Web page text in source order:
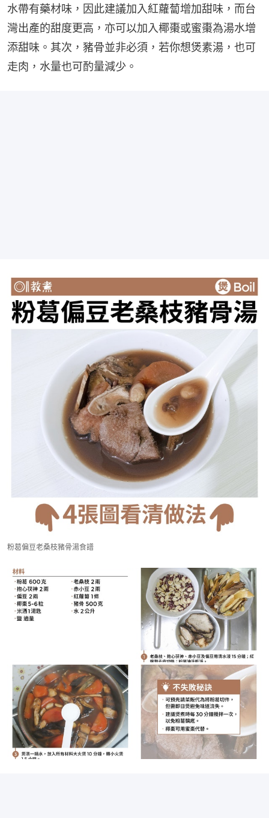
水帶有藥材味，因此建議加入紅蘿蔔增加甜味，而台
灣出產的甜度更高，亦可以加入椰棗或蜜棗為湯水增
添甜味。其次，豬骨並非必須，若你想煲素湯，也可
走肉，水量也可酌量減少。
粉葛偏豆老桑枝豬骨湯食譜